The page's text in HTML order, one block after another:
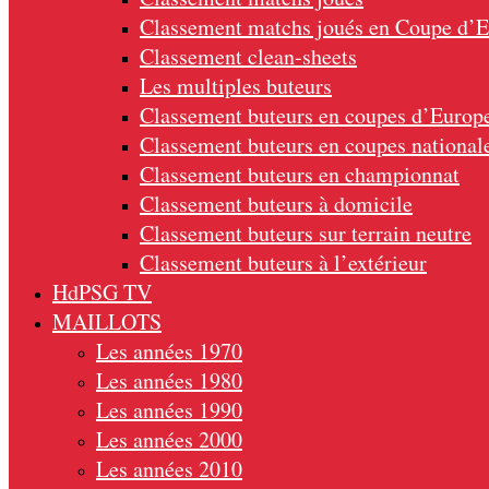
Classement matchs joués en Coupe
Classement clean-sheets
Les multiples buteurs
Classement buteurs en coupes
Classement buteurs en coupes
Classement buteurs en championnat
Classement buteurs à domicile
Classement buteurs sur terrain neutre
Classement buteurs à l’extérieur
HdPSG TV
MAILLOTS
Les années 1970
Les années 1980
Les années 1990
Les années 2000
Les années 2010